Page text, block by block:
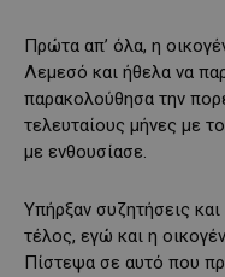
Πρώτα απ’ όλα, η
Λεμεσό και ήθελα να
παρακολούθησα την
τελευταίους μήνες με
με ενθουσίασε.
Υπήρξαν συζητήσεις
τέλος, εγώ και η
Πίστεψα σε αυτό που